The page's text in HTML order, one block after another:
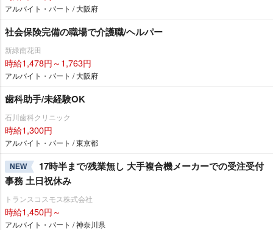
アルバイト・パート / 大阪府
社会保険完備の職場で介護職/ヘルパー
新緑南花田
時給1,478円～1,763円
アルバイト・パート / 大阪府
歯科助手/未経験OK
石川歯科クリニック
時給1,300円
アルバイト・パート / 東京都
NEW
17時半まで/残業無し 大手複合機メーカーでの受注受付
事務 土日祝休み
トランスコスモス株式会社
時給1,450円～
アルバイト・パート / 神奈川県